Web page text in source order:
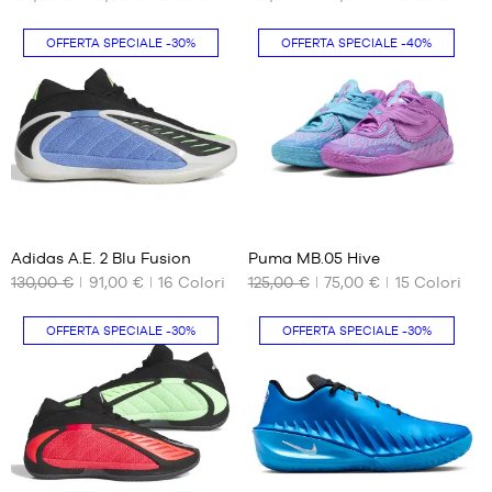
49
1/3
47.5
48
FORMATI
DISPONIBILI
47
47.5
49.5
51.5
FORMATI
DISPONIBILI
OFFERTA SPECIALE-30%
I
FORMATI
DISPONIBILI
2/3
41
1/3
42
Adidas A.E. 2 Blu Fusion
130,00 €
91,00 € 16 Colori
OFFERTA SPECIALE -40%
I
FORMATI
DISPONIBILI
42.5
44.5
46
48
Puma MB.05 Hive
125,00 €
75,00 € 15 Colori
OFFERTA SPECIALE-30% OFFERTA SPECIALE -30%